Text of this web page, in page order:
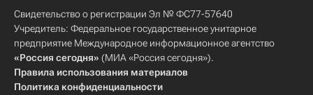
Свидетельство о регистрации Эл № ФС77-57640
Учредитель: Федеральное государственное унитарное
предприятие Международное информационное агентство
«Россия сегодня» (МИА «Россия сегодня»).
Правила использования материалов
Политика конфиденциальности